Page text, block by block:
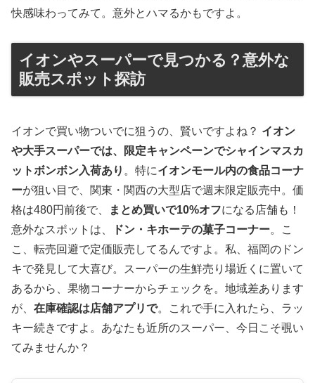
快感味わってみて。意外とハマるかもですよ。
イオンやスーパーで見つかる？意外な
販売スポット探訪
イオンで買い物ついでに狙うの、賢いですよね？ イオン
や大手スーパーでは、限定キャンペーンでシャインマスカ
ットボンボン入荷あり 。特にイオンモール内の食品コーナ
ーが狙い目で、関東・関西の大型店で週末限定販売中。価
格は480円前後で、
まとめ買いで10%オフになる店舗も！
意外なスポットは、
ドン・キホーテの菓子コーナー。こ
こ、転売回避で定価販売してるんですよ。私、福岡のドン
キで発見して大喜び。スーパーの生鮮売り場近くに置いて
あるから、果物コーナーからチェックを。地域差あります
が、 在庫確認は店舗アプリで。これで手に入れたら、ラッ
キー続きですよ。あなたも近所のスーパー、今日こそ覗い
てみませんか？